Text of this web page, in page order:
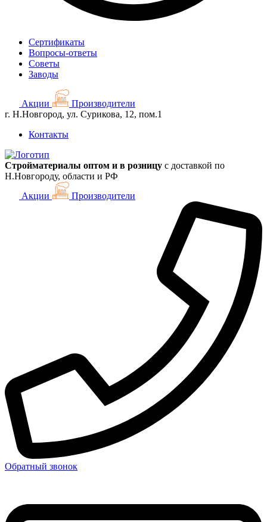
Сертификаты
Вопросы-ответы
Советы
Заводы
Акции
Производители
г. Н.Новгород, ул. Сурикова, 12, пом.1
Контакты
Стройматериалы оптом и в розницу с доставкой по
Н.Новгороду, области и РФ
Акции
Производители
Обратный звонок